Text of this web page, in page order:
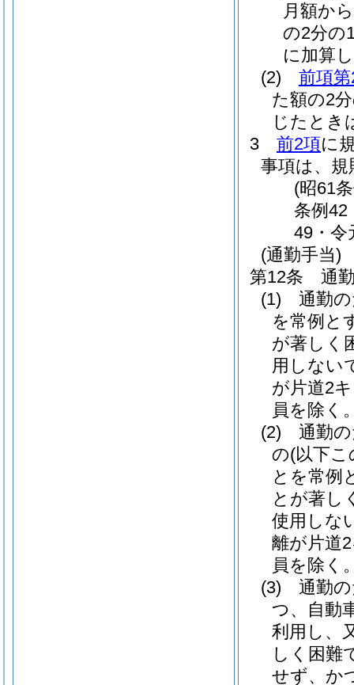
月額か
の2分の
に加算
(2)
前項
た額の2
じたとき
3
前2項に
事項は、
(昭61
条例42
49・令
(通勤手当)
第12条
通
(1)
通勤
を常例と
が著しく
用しない
が片道2
員を除く
(2)
通勤
の(以下
とを常例
とが著し
使用しな
離が片道
員を除く
(3)
通勤
つ、自動
利用し、
しく困難
せず、か